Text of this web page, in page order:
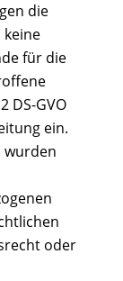
die
keine
für die
DS-GVO
ein.
wurden
oder